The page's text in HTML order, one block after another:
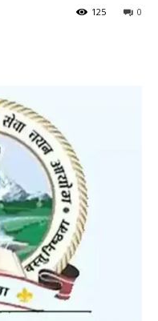
0
125